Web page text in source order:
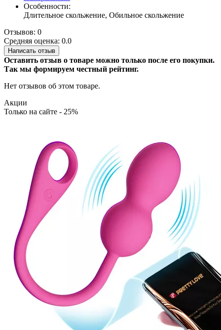
Особенности:
Длительное скольжение, Обильное скольжение
Отзывов: 0
Средняя оценка: 0.0
Написать отзыв
Оставить отзыв о товаре можно только после его покупки.
Так мы формируем честный рейтинг.
Нет отзывов об этом товаре.
Акции
Только на сайте - 25%